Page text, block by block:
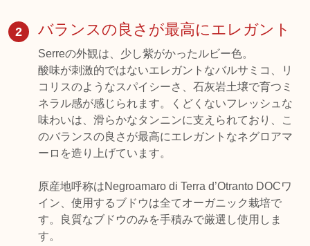
2 バランスの良さが最高にエレガント
Serreの外観は、少し紫がかったルビー色。
酸味が刺激的ではないエレガントなバルサミコ、リ
コリスのようなスパイシーさ、石灰岩土壌で育つミ
ネラル感が感じられます。くどくないフレッシュな
味わいは、滑らかなタンニンに支えられており、こ
のバランスの良さが最高にエレガントなネグロアマ
ーロを造り上げています。
原産地呼称はNegroamaro di Terra d’Otranto DOCワ
イン、使用するブドウは全てオーガニック栽培で
す。良質なブドウのみを手積みで厳選し使用しま
す。